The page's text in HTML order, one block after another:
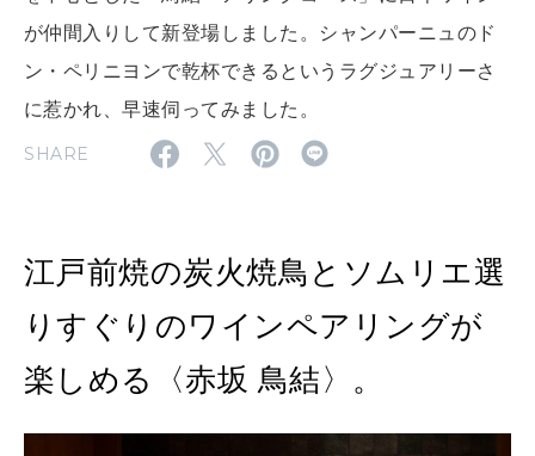
2026年7月号「鎌倉 ローカルが 教えてくれた 本当の歩き方。」
2026年5月号「“大好き”に出会いに。韓国」
2026年3月号「スイーツ予想図 2026」
2026年2月号「良運を掴む 新・開運術。」
2026年1月号「猫がいれば、幸せ」
2025年12月号「お酒の新常識。」
MAGAZINE MOOK
FOLLOW US!
が仲間入りして新登場しました。シャンパーニュのド
ン・ペリニヨンで乾杯できるというラグジュアリーさ
に惹かれ、早速伺ってみました。
SHARE
江戸前焼の炭火焼鳥とソムリエ選
りすぐりのワインペアリングが
楽しめる〈赤坂 鳥結〉。